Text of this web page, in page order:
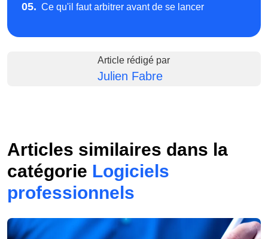
05. Ce qu'il faut arbitrer avant de se lancer
Article rédigé par
Julien Fabre
Articles similaires dans la
catégorie Logiciels
professionnels